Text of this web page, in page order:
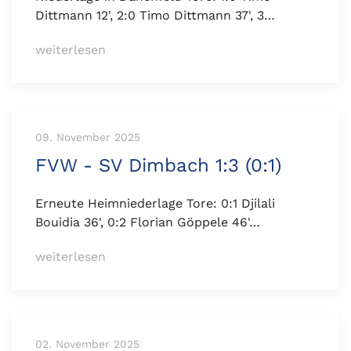
Dittmann 12', 2:0 Timo Dittmann 37', 3…
weiterlesen
09. November 2025
FVW - SV Dimbach 1:3 (0:1)
Erneute Heimniederlage Tore: 0:1 Djilali
Bouidia 36', 0:2 Florian Göppele 46'…
weiterlesen
02. November 2025